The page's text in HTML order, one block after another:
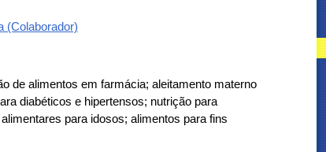
(Colaborador)
de alimentos em farmácia; aleitamento materno
diabéticos e hipertensos; nutrição para
para idosos; alimentos para fins